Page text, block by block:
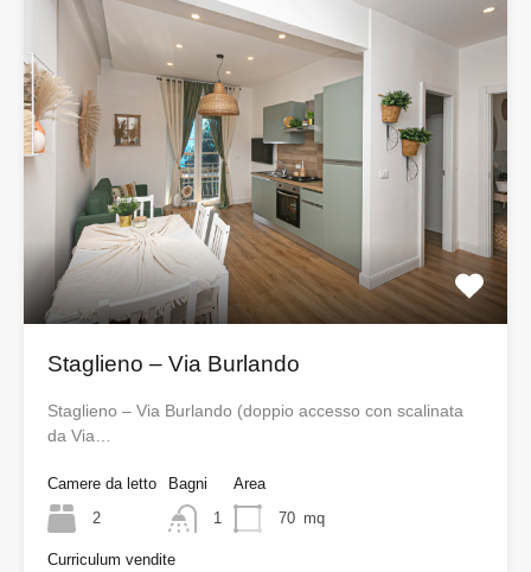
Staglieno – Via Burlando
Staglieno – Via Burlando (doppio accesso con scalinata
da Via…
Camere da letto
2
Bagni
1
Area
70 mq
Curriculum vendite